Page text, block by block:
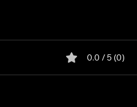
0.0 / 5 (0)